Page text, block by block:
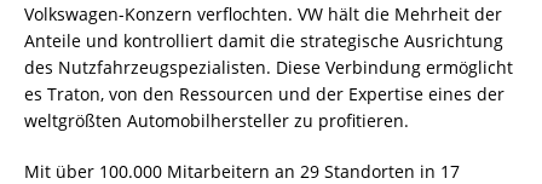
Volkswagen-Konzern verflochten. VW hält die Mehrheit der
Anteile und kontrolliert damit die strategische Ausrichtung
des Nutzfahrzeugspezialisten. Diese Verbindung ermöglicht
es Traton, von den Ressourcen und der Expertise eines der
weltgrößten Automobilhersteller zu profitieren.
Mit über 100.000 Mitarbeitern an 29 Standorten in 17